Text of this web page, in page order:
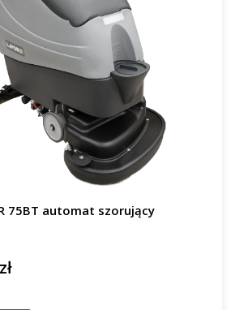
75BT automat szorujący